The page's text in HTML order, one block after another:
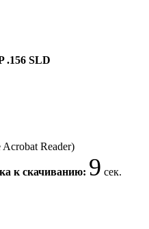
.156 SLD
Reader)
к скачиванию: 9 сек.